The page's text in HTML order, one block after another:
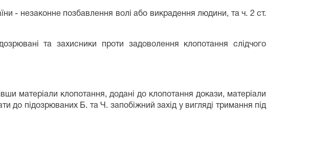
- незаконне позбавлення волі або викрадення людини, та ч. 2 ст.
та захисники проти задоволення клопотання слідчого
матеріали клопотання, додані до клопотання докази, матеріали
до підозрюваних Б. та Ч. запобіжний захід у вигляді тримання під